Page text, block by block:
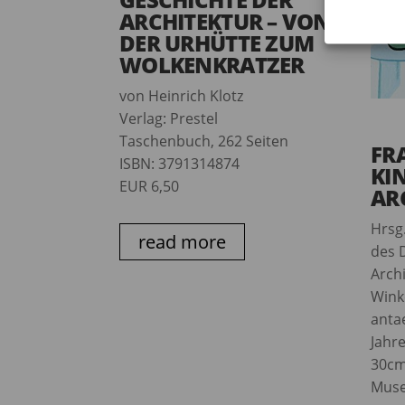
ARCHITEKTUR – VON
DER URHÜTTE ZUM
WOLKENKRATZER
von Heinrich Klotz
Verlag: Prestel
Taschenbuch, 262 Seiten
ISBN: 3791314874
EUR 6,50
read more
des